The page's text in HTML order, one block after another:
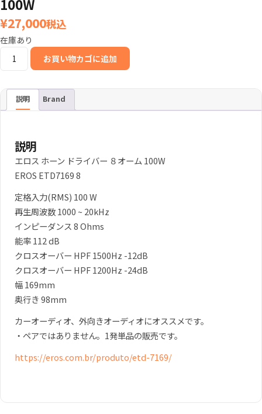
100W
¥27,000税込
在庫あり
EROS
ETD7169
ン
100W
お買い物カゴに追加
説明 Brand
説明
エロス ホーン ドライバー ８オーム 100W
EROS ETD7169 8
定格入力(RMS) 100 W
再生周波数 1000 ~ 20kHz
インピーダンス 8 Ohms
能率 112 dB
クロスオーバー HPF 1500Hz -12dB
クロスオーバー HPF 1200Hz -24dB
幅 169mm
奥行き 98mm
カーオーディオ、外向きオーディオにオススメです。
・ペアではありません。1発単品の販売です。
https://eros.com.br/produto/etd-7169/